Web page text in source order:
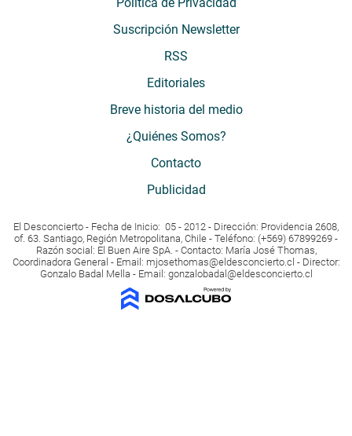
Suscripción Newsletter
RSS
Editoriales
Breve historia del medio
¿Quiénes Somos?
Contacto
Publicidad
El Desconcierto - Fecha de Inicio: 05 - 2012 - Dirección: Providencia 2608,
of. 63. Santiago, Región Metropolitana, Chile - Teléfono: (+569) 67899269 -
Razón social: El Buen Aire SpA. - Contacto: María José Thomas,
Coordinadora General - Email: mjosethomas@eldesconcierto.cl - Director:
Gonzalo Badal Mella - Email: gonzalobadal@eldesconcierto.cl